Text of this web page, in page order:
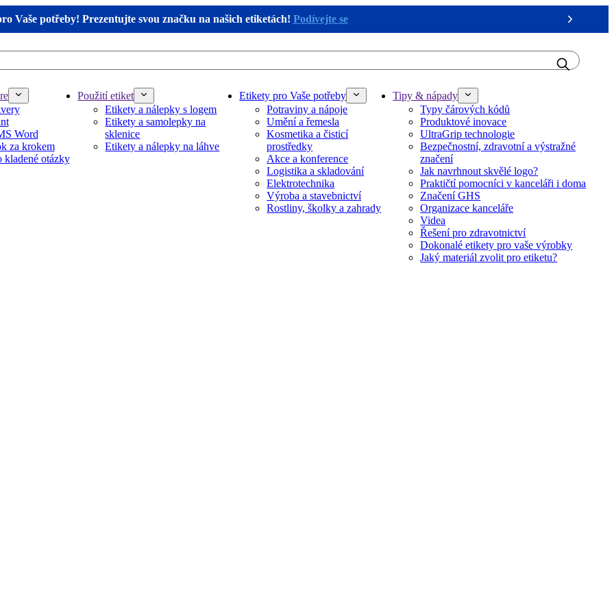
Vaše potřeby! Prezentujte svou značku na našich etiketách! Podívejte se
Next
Word
za krokem
kladené otázky
Použití etiket
Etikety a nálepky s logem
Etikety a samolepky na
sklenice
Etikety a nálepky na láhve
Etikety pro Vaše potřeby
Potraviny a nápoje
Umění a řemesla
Kosmetika a čisticí
prostředky
Akce a konference
Logistika a skladování
Elektrotechnika
Výroba a stavebnictví
Rostliny, školky a zahrady
Tipy & nápady
Typy čárových kódů
Produktové inovace
UltraGrip technologie
Bezpečnostní, zdravotní a výstražné
značení
Jak navrhnout skvělé logo?
Praktičtí pomocníci v kanceláři i doma
Značení GHS
Organizace kanceláře
Videa
Řešení pro zdravotnictví
Dokonalé etikety pro vaše výrobky
Jaký materiál zvolit pro etiketu?